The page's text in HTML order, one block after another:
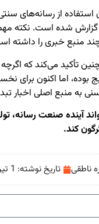
استفاده از رسانه‌های
درصد گزارش شده است.
منبع خبری را داشته
تأکید می‌کند که
بوده، اما اکنون برای
به منبع اصلی اخبار
آینده صنعت رسانه،
کند.
ناطقی تاریخ نوشته: 1 تیر 1405